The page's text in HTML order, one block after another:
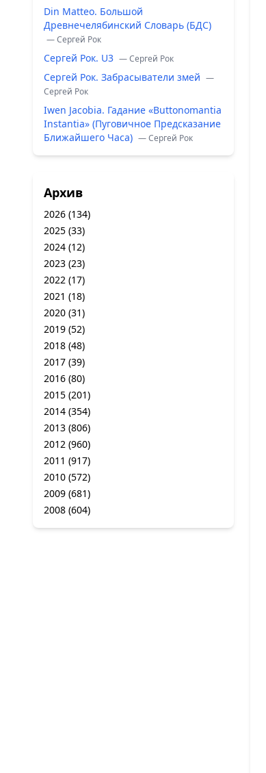
Din Matteo. Большой
Древнечелябинский Словарь (БДС)
— Сергей Рок
Сергей Рок. U3 — Сергей Рок
Сергей Рок. Забрасыватели змей —
Сергей Рок
Iwen Jacobia. Гадание «Buttonomantia
Instantia» (Пуговичное Предсказание
Ближайшего Часа) — Сергей Рок
Архив
2026 (134)
2025 (33)
2024 (12)
2023 (23)
2022 (17)
2021 (18)
2020 (31)
2019 (52)
2018 (48)
2017 (39)
2016 (80)
2015 (201)
2014 (354)
2013 (806)
2012 (960)
2011 (917)
2010 (572)
2009 (681)
2008 (604)